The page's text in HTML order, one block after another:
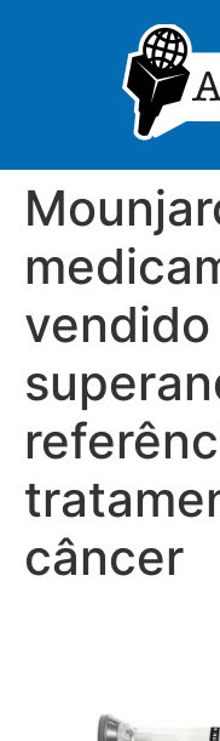
câncer